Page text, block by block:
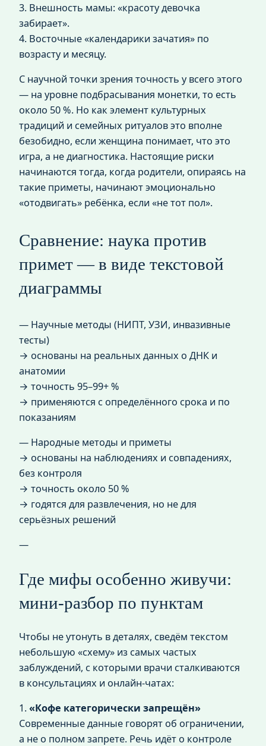
3. Внешность мамы: «красоту девочка
забирает».
4. Восточные «календарики зачатия» по
возрасту и месяцу.
С научной точки зрения точность у всего этого
— на уровне подбрасывания монетки, то есть
около 50 %. Но как элемент культурных
традиций и семейных ритуалов это вполне
безобидно, если женщина понимает, что это
игра, а не диагностика. Настоящие риски
начинаются тогда, когда родители, опираясь на
такие приметы, начинают эмоционально
«отодвигать» ребёнка, если «не тот пол».
Сравнение: наука против
примет — в виде текстовой
диаграммы
— Научные методы (НИПТ, УЗИ, инвазивные
тесты)
→ основаны на реальных данных о ДНК и
анатомии
→ точность 95–99+ %
→ применяются с определённого срока и по
показаниям
— Народные методы и приметы
→ основаны на наблюдениях и совпадениях,
без контроля
→ точность около 50 %
→ годятся для развлечения, но не для
серьёзных решений
—
Где мифы особенно живучи:
мини‑разбор по пунктам
Чтобы не утонуть в деталях, сведём текстом
небольшую «схему» из самых частых
заблуждений, с которыми врачи сталкиваются
в консультациях и онлайн‑чатах:
1. «Кофе категорически запрещён»
Современные данные говорят об ограничении,
а не о полном запрете. Речь идёт о контроле